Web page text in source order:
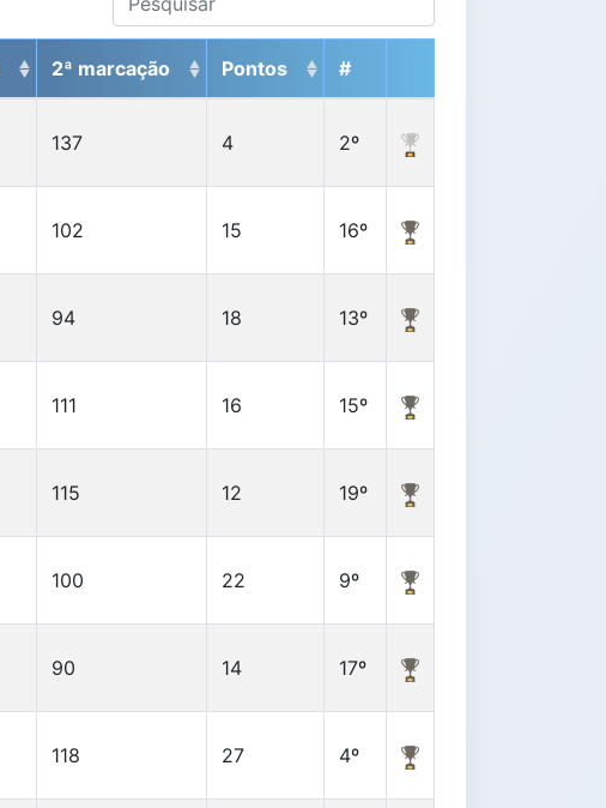
2ª marcação Pontos #
137 4 2º
102 15 16º
94 18 13º
111 16 15º
115 12 19º
100 22 9º
90 14 17º
118 27 4º